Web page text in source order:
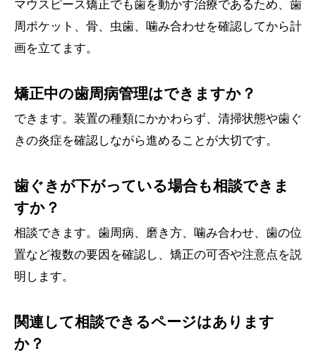
マウスピース矯正でも歯を動かす治療であるため、歯
周ポケット、骨、虫歯、噛み合わせを確認してから計
画を立てます。
矯正中の歯周病管理はできますか？
できます。装置の種類にかかわらず、清掃状態や歯ぐ
きの炎症を確認しながら進めることが大切です。
歯ぐきが下がっている場合も相談できま
すか？
相談できます。歯周病、磨き方、噛み合わせ、歯の位
置など複数の要因を確認し、矯正の可否や注意点を説
明します。
関連して相談できるページはあります
か？